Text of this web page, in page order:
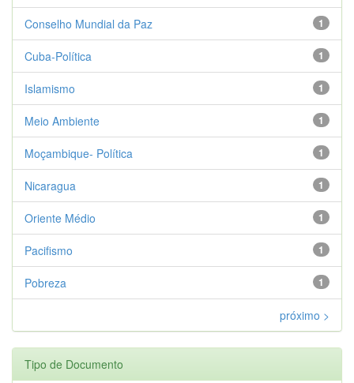
1
Conselho Mundial da Paz
1
Cuba-Política
1
Islamismo
1
Meio Ambiente
1
Moçambique- Política
1
Nicaragua
1
Oriente Médio
1
Pacifismo
1
Pobreza
próximo >
Tipo de Documento